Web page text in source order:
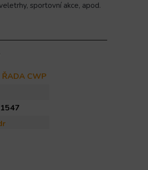
sportovní akce, apod.
ŘADA CWP